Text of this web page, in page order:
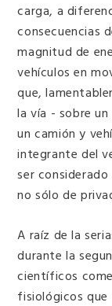
carga, a
consecuencias
magnitud de
vehículos en
que,
la vía - sobre
un camión y
integrante del
ser
no sólo de
A raíz de la
durante la
científicos
fisiológicos